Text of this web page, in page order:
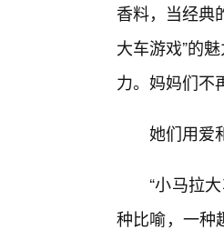
香料，当经典
大车游戏”的
力。妈妈们不
她们用爱
“小马拉
种比喻，一种